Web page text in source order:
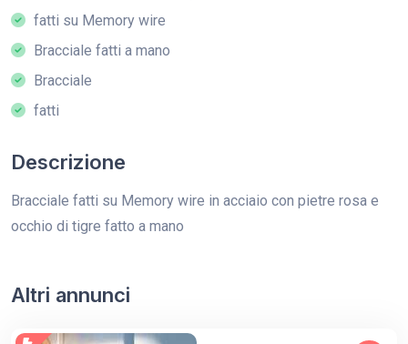
fatti su Memory wire
Bracciale fatti a mano
Bracciale
fatti
Descrizione
Bracciale fatti su Memory wire in acciaio con pietre rosa e
occhio di tigre fatto a mano
Altri annunci